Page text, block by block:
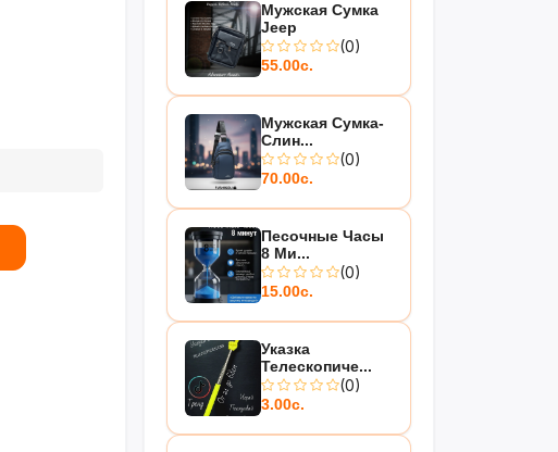
Мужская Сумка
Jeep
(0)
55.00с.
Мужская Сумка-
Слин...
(0)
70.00с.
Песочные Часы
8 Ми...
(0)
15.00с.
Указка
Телескопиче...
(0)
3.00с.